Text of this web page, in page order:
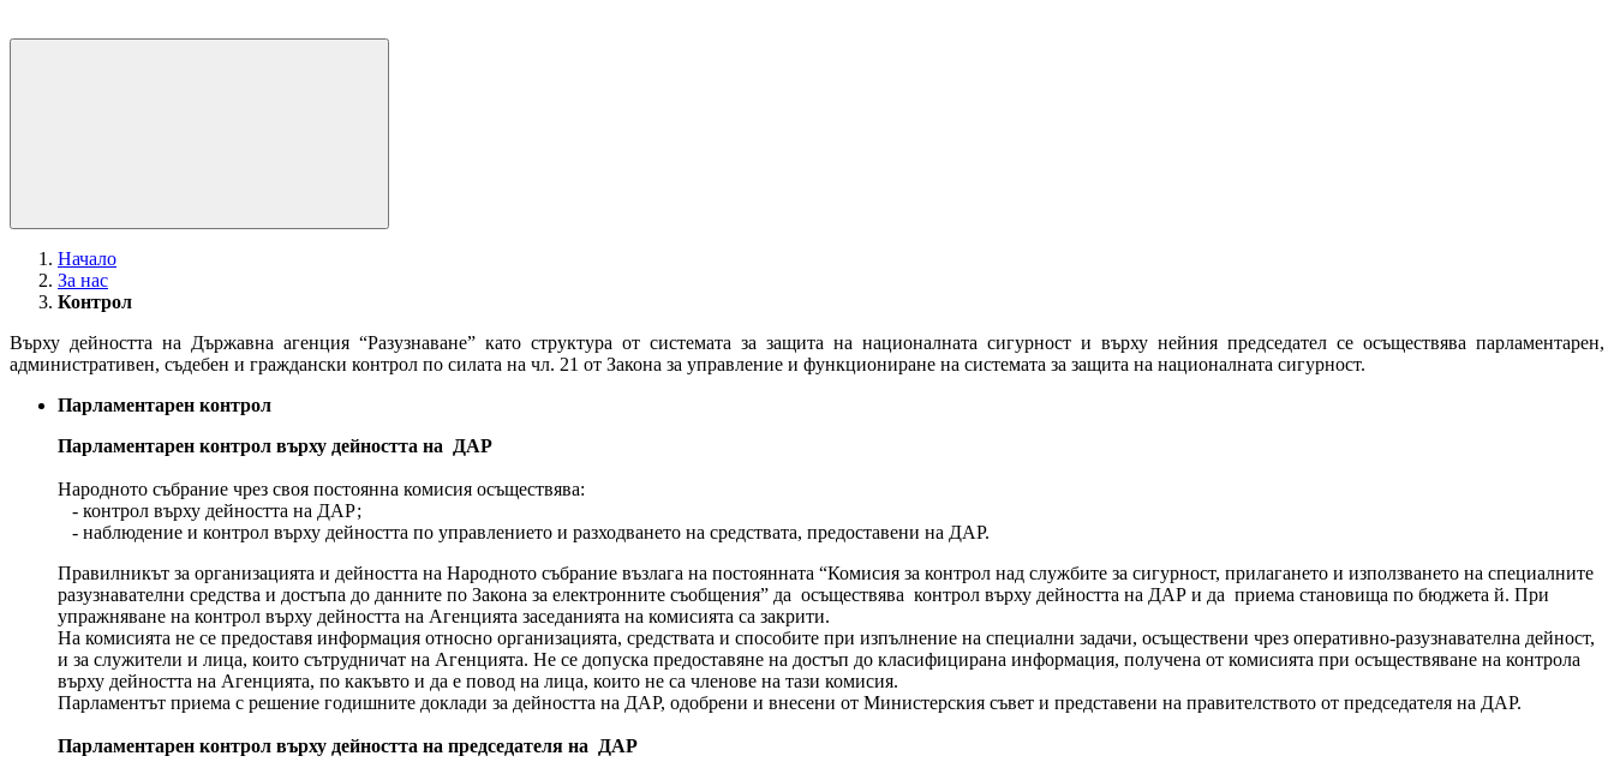
Начало
За нас
Контрол
Върху дейността на Държавна агенция “Разузнаване” като структура от системата за защита на националната сигурност и върху нейния председател се осъществява парламентарен,
административен, съдебен и граждански контрол по силата на чл. 21 от Закона за управление и функциониране на системата за защита на националната сигурност.
Парламентарен контрол
Парламентарен контрол върху дейността на ДАР
Народното събрание чрез своя постоянна комисия осъществява:
- контрол върху дейността на ДАР;
- наблюдение и контрол върху дейността по управлението и разходването на средствата, предоставени на ДАР.
Правилникът за организацията и дейността на Народното събрание възлага на постоянната “Комисия за контрол над службите за сигурност, прилагането и използването на специалните
разузнавателни средства и достъпа до данните по Закона за електронните съобщения” да осъществява контрол върху дейността на ДАР и да приема становища по бюджета й. При
упражняване на контрол върху дейността на Агенцията заседанията на комисията са закрити.
На комисията не се предоставя информация относно организацията, средствата и способите при изпълнение на специални задачи, осъществени чрез оперативно-разузнавателна дейност,
и за служители и лица, които сътрудничат на Агенцията. Не се допуска предоставяне на достъп до класифицирана информация, получена от комисията при осъществяване на контрола
върху дейността на Агенцията, по какъвто и да е повод на лица, които не са членове на тази комисия.
Парламентът приема с решение годишните доклади за дейността на ДАР, одобрени и внесени от Министерския съвет и представени на правителството от председателя на ДАР.
Парламентарен контрол върху дейността на председателя на ДАР